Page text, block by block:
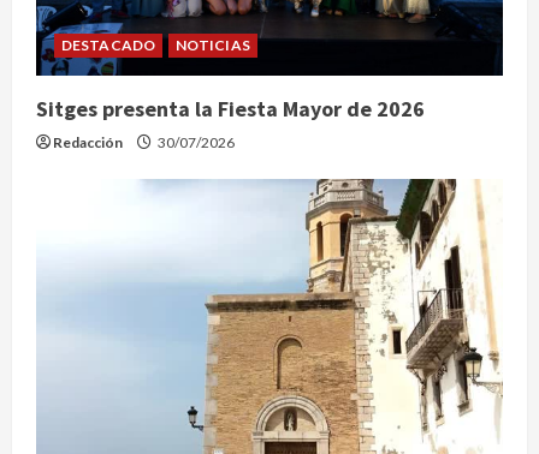
DESTACADO NOTICIAS
Sitges presenta la Fiesta Mayor de 2026
Redacción 30/07/2026